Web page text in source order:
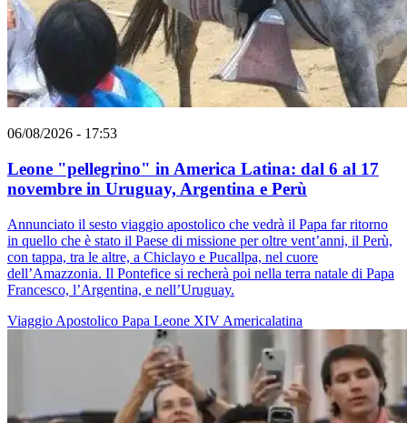
06/08/2026 - 17:53
Leone "pellegrino" in America Latina: dal 6 al 17
novembre in Uruguay, Argentina e Perù
Annunciato il sesto viaggio apostolico che vedrà il Papa far ritorno
in quello che è stato il Paese di missione per oltre vent’anni, il Perù,
con tappa, tra le altre, a Chiclayo e Pucallpa, nel cuore
dell’Amazzonia. Il Pontefice si recherà poi nella terra natale di Papa
Francesco, l’Argentina, e nell’Uruguay.
Viaggio Apostolico Papa Leone XIV Americalatina